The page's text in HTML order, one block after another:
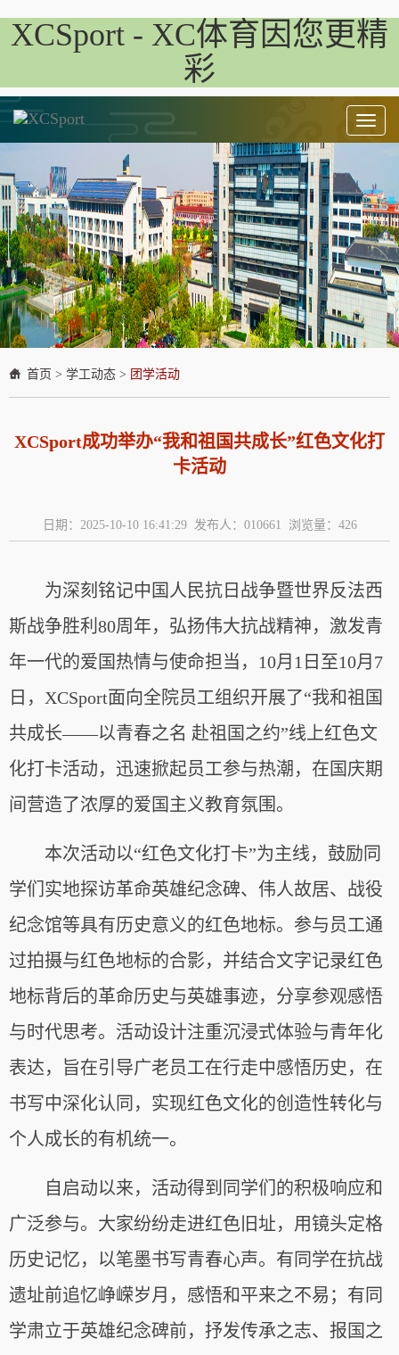
XCSport - XC体育因您更精
彩
Toggle
首页 > 学工动态 > 团学活动
XCSport成功举办“我和祖国共成长”红色文化打
卡活动
日期：2025-10-10 16:41:29 发布人：010661 浏览量： 426
为深刻铭记中国人民抗日战争暨世界反法西
斯战争胜利80周年，弘扬伟大抗战精神，激发青
年一代的爱国热情与使命担当，10月1日至10月7
日，XCSport面向全院员工组织开展了“我和祖国
共成长——以青春之名 赴祖国之约”线上红色文
化打卡活动，迅速掀起员工参与热潮，在国庆期
间营造了浓厚的爱国主义教育氛围。
本次活动以“红色文化打卡”为主线，鼓励同
学们实地探访革命英雄纪念碑、伟人故居、战役
纪念馆等具有历史意义的红色地标。参与员工通
过拍摄与红色地标的合影，并结合文字记录红色
地标背后的革命历史与英雄事迹，分享参观感悟
与时代思考。活动设计注重沉浸式体验与青年化
表达，旨在引导广老员工在行走中感悟历史，在
书写中深化认同，实现红色文化的创造性转化与
个人成长的有机统一。
自启动以来，活动得到同学们的积极响应和
广泛参与。大家纷纷走进红色旧址，用镜头定格
历史记忆，以笔墨书写青春心声。有同学在抗战
遗址前追忆峥嵘岁月，感悟和平来之不易；有同
学肃立于英雄纪念碑前，抒发传承之志、报国之